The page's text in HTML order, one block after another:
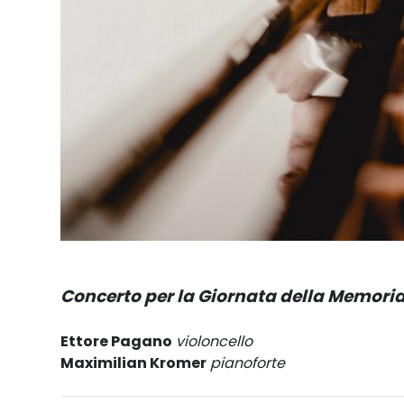
Concerto per la Giornata della
Ettore Pagano violoncello
Maximilian Kromer pianoforte